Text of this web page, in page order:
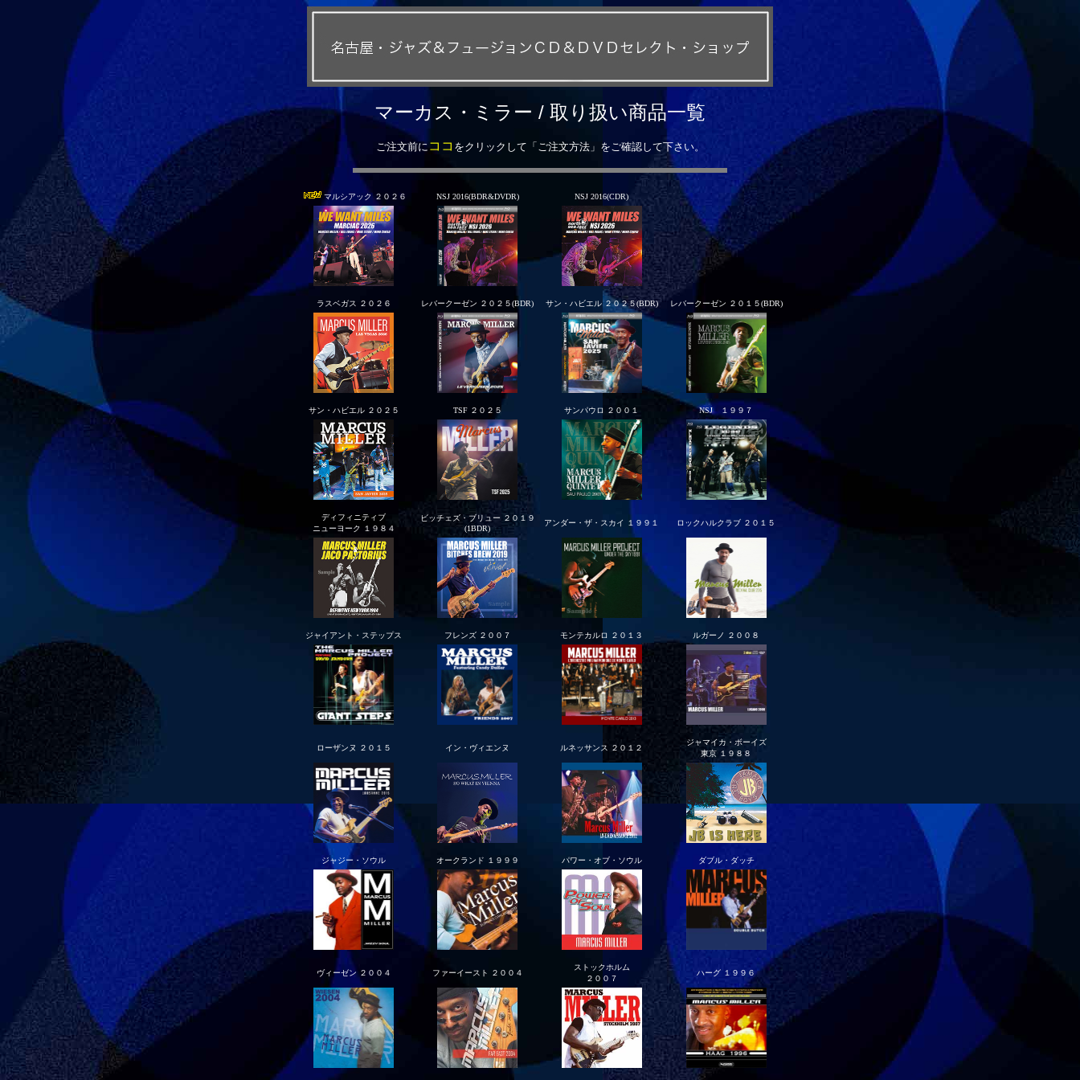
マーカス・ミラー / 取り扱い商品一覧
ご注文前にココ をクリックして「ご注文方法」をご確認して下さい。
マルシアック ２０２６ NSJ 2016(BDR&DVDR) NSJ 2016(CDR)
ラスベガス ２０２６ レバークーゼン ２０２５(BDR) サン・ハビエル ２０２５(BDR) レバークーゼン ２０１５(BDR)
サン・ハビエル ２０２５ TSF ２０２５ サンパウロ ２００１ NSJ １９９７
ディフィニティブ
ニューヨーク １９８４
ビッチェズ・ブリュー ２０１９
(1BDR)
アンダー・ザ・スカイ １９９１ ロックハルクラブ ２０１５
ジャイアント・ステップス フレンズ ２００７ モンテカルロ ２０１３ ルガーノ ２００８
ローザンヌ ２０１５ イン・ヴィエンヌ ルネッサンス ２０１２
ジャマイカ・ボーイズ
東京 １９８８
ジャジー・ソウル オークランド １９９９ パワー・オブ・ソウル ダブル・ダッチ
ヴィーゼン ２００４ ファーイースト ２００４
ストックホルム
２００７
ハーグ １９９６